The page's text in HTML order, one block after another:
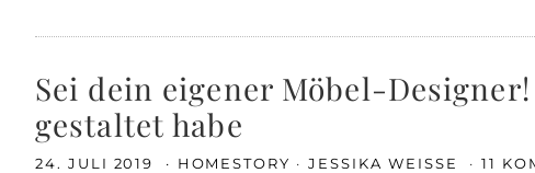
Sei dein eigener Möbel-
gestaltet habe
24. JULI 2019 HOMESTORY JESSIKA WEISSE 11